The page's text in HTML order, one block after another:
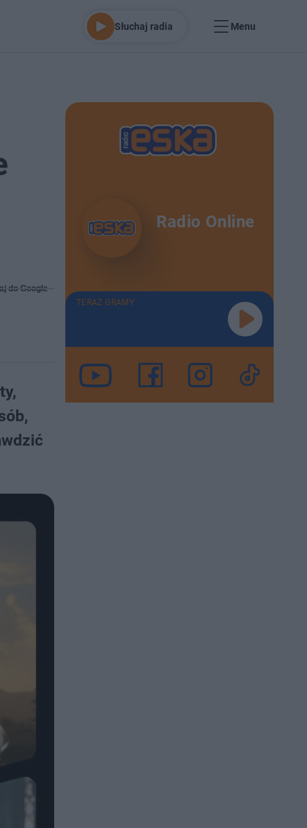
Słuchaj radia Menu
do Google
Radio Online
TERAZ GRAMY